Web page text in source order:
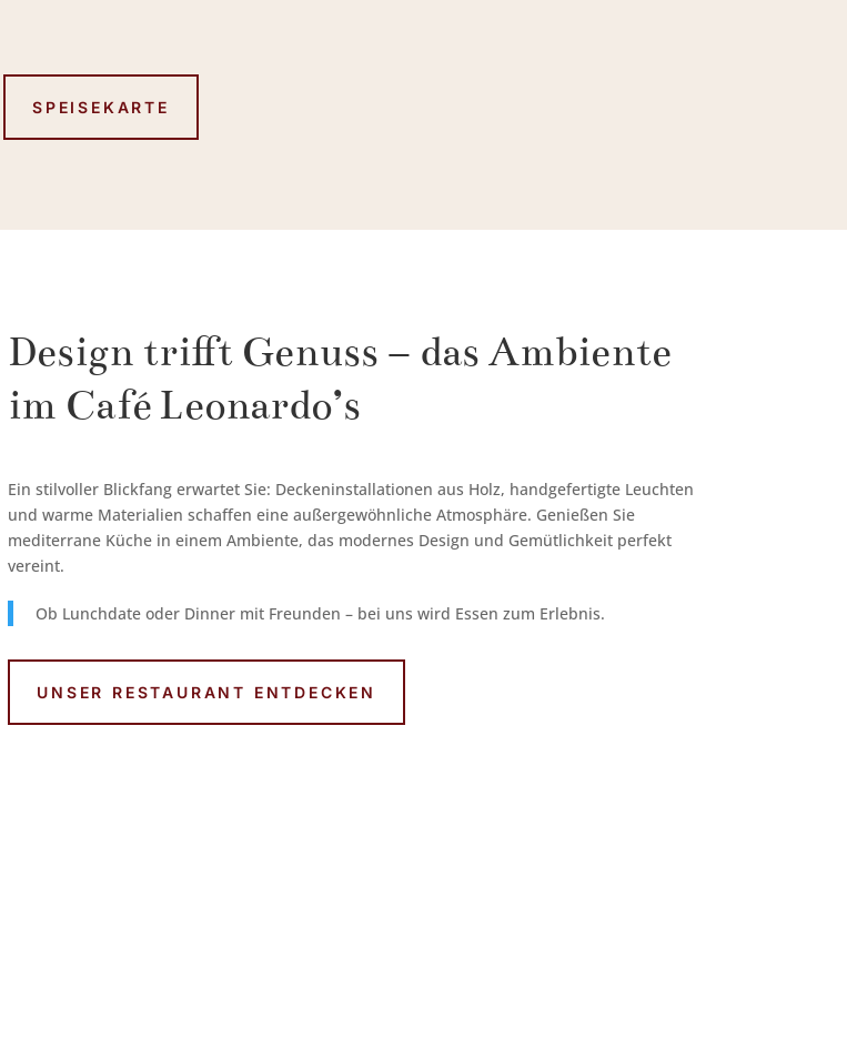
SPEISEKARTE
Design trifft Genuss – das Ambiente
im Café Leonardo’s
Ein stilvoller Blickfang erwartet Sie: Deckeninstallationen aus Holz, handgefertigte Leuchten
und warme Materialien schaffen eine außergewöhnliche Atmosphäre. Genießen Sie
mediterrane Küche in einem Ambiente, das modernes Design und Gemütlichkeit perfekt
vereint.
Ob Lunchdate oder Dinner mit Freunden – bei uns wird Essen zum Erlebnis.
UNSER RESTAURANT ENTDECKEN